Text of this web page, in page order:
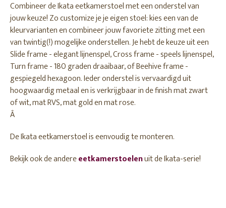
Combineer de Ikata eetkamerstoel met een onderstel van
jouw keuze! Zo customize je je eigen stoel: kies een van de
kleurvarianten en combineer jouw favoriete zitting met een
van twintig(!) mogelijke onderstellen. Je hebt de keuze uit een
Slide frame - elegant lijnenspel, Cross frame - speels lijnenspel,
Turn frame - 180 graden draaibaar, of Beehive frame -
gespiegeld hexagoon. Ieder onderstel is vervaardigd uit
hoogwaardig metaal en is verkrijgbaar in de finish mat zwart
of wit, mat RVS, mat gold en mat rose.
Â
De Ikata eetkamerstoel is eenvoudig te monteren.
Bekijk ook de andereeetkamerstoelenuit de Ikata-serie!